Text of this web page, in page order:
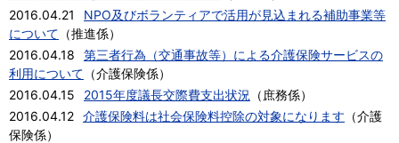
2016.04.21
NPO及びボランティアで活用が見込まれる補助事業等
について （推進係）
2016.04.18
第三者行為（交通事故等）による介護保険サービスの
利用について （介護保険係）
2016.04.15
2015年度議長交際費支出状況 （ 庶務係）
2016.04.12 介護保険料は社会保険料控除の対象になります （介護
保険係）